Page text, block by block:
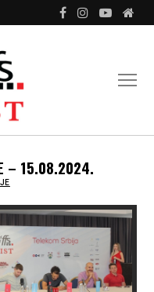
– 15.08.2024.